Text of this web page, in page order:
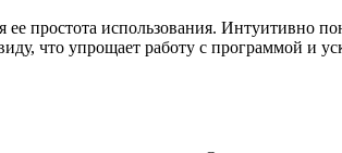
простота использования. Интуитивно
что упрощает работу с программой и